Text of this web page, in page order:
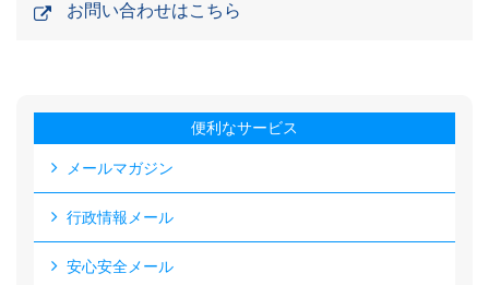
お問い合わせはこちら
便利なサービス
メールマガジン
行政情報メール
安心安全メール